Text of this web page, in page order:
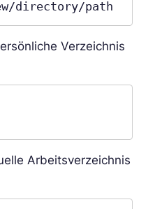
directory/path
Verzeichnis
Arbeitsverzeichnis